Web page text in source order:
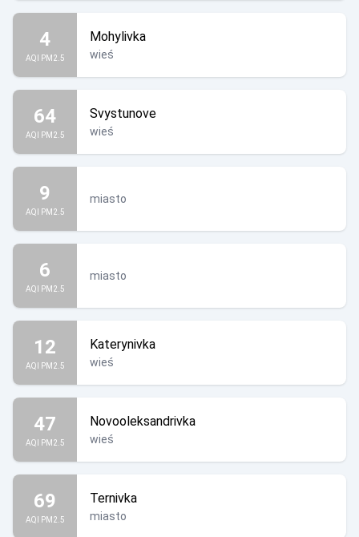
4
AQI PM2.5
Mohylivka
wieś
64
AQI PM2.5
Svystunove
wieś
9
AQI PM2.5
miasto
6
AQI PM2.5
miasto
12
AQI PM2.5
Katerynivka
wieś
47
AQI PM2.5
Novooleksandrivka
wieś
69
AQI PM2.5
Ternivka
miasto